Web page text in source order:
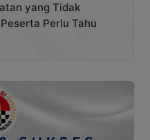
yang Tidak
Perlu Tahu